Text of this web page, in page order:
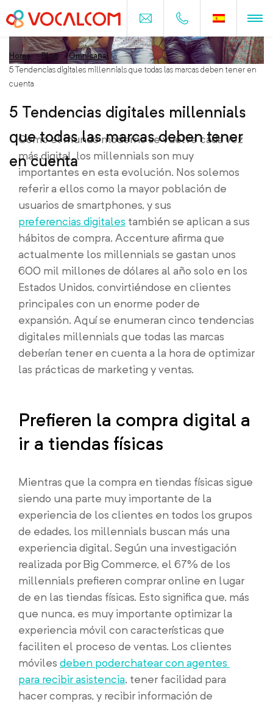
Home > Blog > Omnicanal >
5 Tendencias digitales millennials que todas las marcas deben tener en
cuenta
5 Tendencias digitales millennials
que todas las marcas deben tener
en cuenta
Como el mundo moderno se vuelve cada vez
más digital, los millennials son muy
importantes en esta evolución. Nos solemos
referir a ellos como la mayor población de
usuarios de smartphones, y sus
preferencias digitales también se aplican a sus
hábitos de compra. Accenture afirma que
actualmente los millennials se gastan unos
600 mil millones de dólares al año solo en los
Estados Unidos, convirtiéndose en clientes
principales con un enorme poder de
expansión. Aquí se enumeran cinco tendencias
digitales millennials que todas las marcas
deberían tener en cuenta a la hora de optimizar
las prácticas de marketing y ventas.
Prefieren la compra digital a
ir a tiendas físicas
Mientras que la compra en tiendas físicas sigue
siendo una parte muy importante de la
experiencia de los clientes en todos los grupos
de edades, los millennials buscan más una
experiencia digital. Según una investigación
realizada por Big Commerce, el 67% de los
millennials prefieren comprar online en lugar
de en las tiendas físicas. Esto significa que, más
que nunca, es muy importante optimizar la
experiencia móvil con características que
faciliten el proceso de ventas. Los clientes
móviles deben poderchatear con agentes
para recibir asistencia, tener facilidad para
hacer compras, y recibir información de